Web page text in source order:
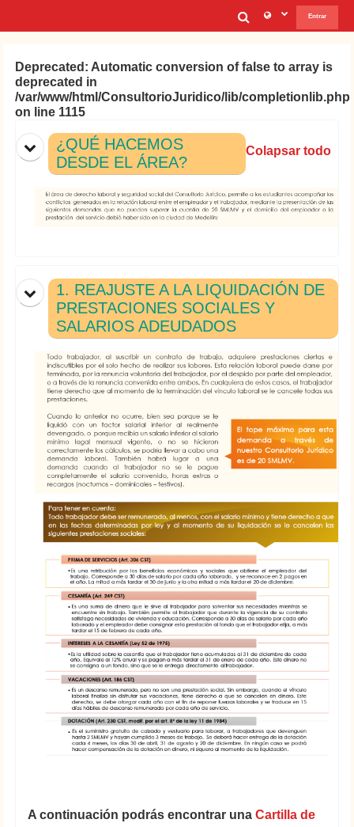
Selector de
Entrar
Deprecated: Automatic conversion of false to array is
deprecated in
/var/www/html/ConsultorioJuridico/lib/completionlib.php
on line 1115
Diagrama de temas
¿QUÉ HACEMOS
DESDE EL ÁREA?
Colapsar todo
1. REAJUSTE A LA LIQUIDACIÓN DE
PRESTACIONES SOCIALES Y
SALARIOS ADEUDADOS
A continuación podrás encontrar unaCartilla de